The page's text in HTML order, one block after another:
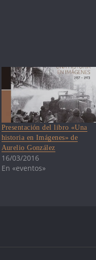
Presentación del libro «Una
historia en Imágenes» de
Aurelio González
16/03/2016
En «eventos»